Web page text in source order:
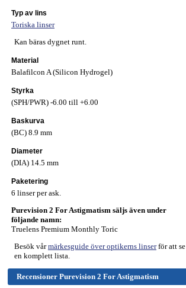
Typ av lins
Toriska linser
Kan bäras dygnet runt.
Material
Balafilcon A (Silicon Hydrogel)
Styrka
(SPH/PWR) -6.00 till +6.00
Baskurva
(BC) 8.9 mm
Diameter
(DIA) 14.5 mm
Paketering
6 linser per ask.
Purevision 2 For Astigmatism säljs även under
följande namn:
Truelens Premium Monthly Toric
Besök vårmärkesguide över optikerns linserför att se
en komplett lista.
Recensioner Purevision 2 For Astigmatism